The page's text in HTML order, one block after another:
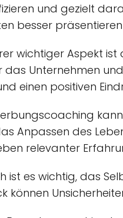
und gezielt
besser
wichtiger Aspekt
das Unternehmen
einen positiven
Anpassen des
relevanter
ist es wichtig, das
können